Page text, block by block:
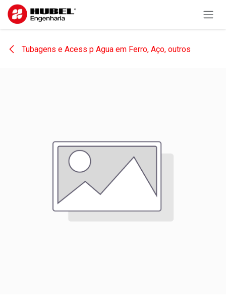
Pular para o conteúdo
Tubagens e Acess p Agua em Ferro, Aço, outros